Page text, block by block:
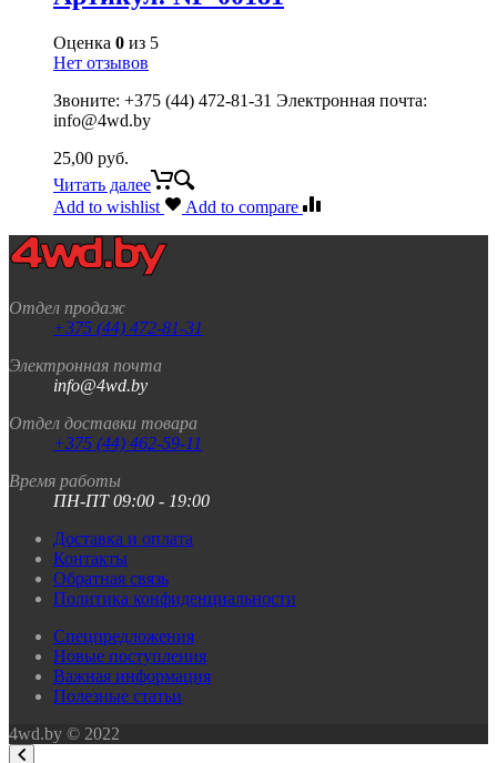
Оценка 0 из 5
Нет отзывов
Звоните: +375 (44) 472-81-31 Электронная почта:
info@4wd.by
25,00 руб.
Читать далее
Add to wishlist
Add to compare
Отдел продаж
+375 (44) 472-81-31
Электронная почта
info@4wd.by
Отдел доставки товара
+375 (44) 462-59-11
Время работы
ПН-ПТ 09:00 - 19:00
Доставка и оплата
Контакты
Обратная связь
Политика конфиденциальности
Спецпредложения
Новые поступления
Важная информация
Полезные статьи
4wd.by © 2022